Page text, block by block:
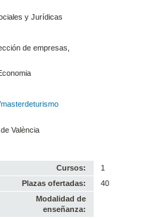
y Jurídicas
de empresas,
València
Cursos:
1
Plazas ofertadas:
40
Modalidad de
enseñanza: